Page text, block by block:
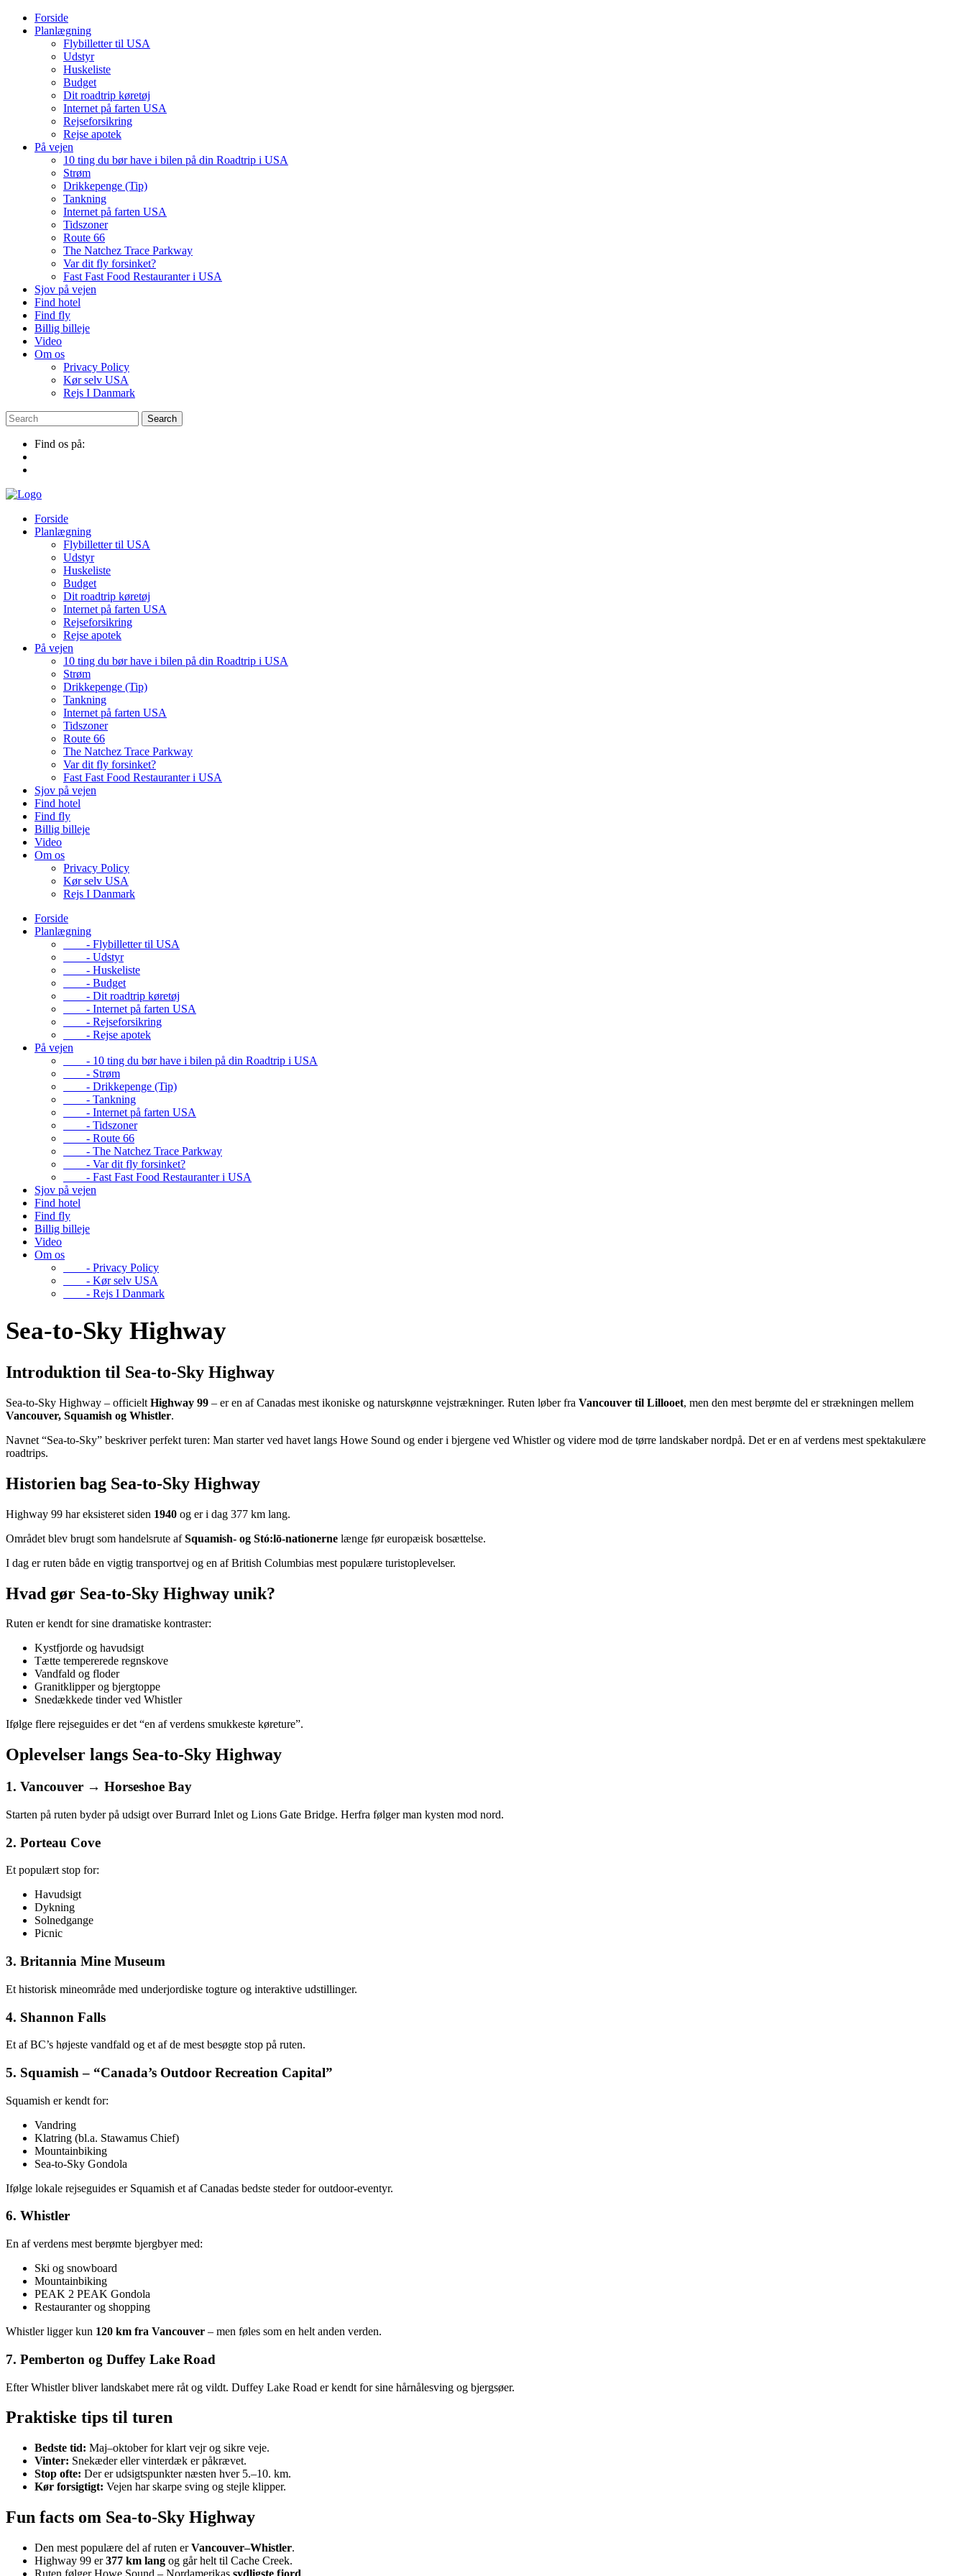
Forside
Planlægning
Flybilletter til USA
Udstyr
Huskeliste
Budget
Dit roadtrip køretøj
Internet på farten USA
Rejseforsikring
Rejse apotek
På vejen
10 ting du bør have i bilen på din Roadtrip i USA
Strøm
Drikkepenge (Tip)
Tankning
Internet på farten USA
Tidszoner
Route 66
The Natchez Trace Parkway
Var dit fly forsinket?
Fast Fast Food Restauranter i USA
Sjov på vejen
Find hotel
Find fly
Billig billeje
Video
Om os
Privacy Policy
Kør selv USA
Rejs I Danmark
Find os på:
Forside
Planlægning
Flybilletter til USA
Udstyr
Huskeliste
Budget
Dit roadtrip køretøj
Internet på farten USA
Rejseforsikring
Rejse apotek
På vejen
10 ting du bør have i bilen på din Roadtrip i USA
Strøm
Drikkepenge (Tip)
Tankning
Internet på farten USA
Tidszoner
Route 66
The Natchez Trace Parkway
Var dit fly forsinket?
Fast Fast Food Restauranter i USA
Sjov på vejen
Find hotel
Find fly
Billig billeje
Video
Om os
Privacy Policy
Kør selv USA
Rejs I Danmark
Forside
Planlægning
- Flybilletter til USA
- Udstyr
- Huskeliste
- Budget
- Dit roadtrip køretøj
- Internet på farten USA
- Rejseforsikring
- Rejse apotek
På vejen
- 10 ting du bør have i bilen på din Roadtrip i USA
- Strøm
- Drikkepenge (Tip)
- Tankning
- Internet på farten USA
- Tidszoner
- Route 66
- The Natchez Trace Parkway
- Var dit fly forsinket?
- Fast Fast Food Restauranter i USA
Sjov på vejen
Find hotel
Find fly
Billig billeje
Video
Om os
- Privacy Policy
- Kør selv USA
- Rejs I Danmark
Sea-to-Sky Highway
Introduktion til Sea‑to‑Sky Highway
Sea‑to‑Sky Highway – officielt Highway 99 – er en af Canadas mest ikoniske og naturskønne vejstrækninger. Ruten løber fra Vancouver til Lillooet, men den mest berømte del er strækningen mellem
Vancouver, Squamish og Whistler.
Navnet “Sea‑to‑Sky” beskriver perfekt turen: Man starter ved havet langs Howe Sound og ender i bjergene ved Whistler og videre mod de tørre landskaber nordpå. Det er en af verdens mest spektakulære
roadtrips.
Historien bag Sea‑to‑Sky Highway
Highway 99 har eksisteret siden 1940 og er i dag 377 km lang.
Området blev brugt som handelsrute afSquamish‑ og Stó:lō‑nationerne længe før europæisk bosættelse.
I dag er ruten både en vigtig transportvej og en af British Columbias mest populære turistoplevelser.
Hvad gør Sea‑to‑Sky Highway unik?
Ruten er kendt for sine dramatiske kontraster:
Kystfjorde og havudsigt
Tætte tempererede regnskove
Vandfald og floder
Granitklipper og bjergtoppe
Snedækkede tinder ved Whistler
Ifølge flere rejseguides er det “en af verdens smukkeste køreture”.
Oplevelser langs Sea‑to‑Sky Highway
1. Vancouver → Horseshoe Bay
Starten på ruten byder på udsigt over Burrard Inlet og Lions Gate Bridge. Herfra følger man kysten mod nord.
2. Porteau Cove
Et populært stop for:
Havudsigt
Dykning
Solnedgange
Picnic
3. Britannia Mine Museum
Et historisk mineområde med underjordiske togture og interaktive udstillinger.
4. Shannon Falls
Et af BC’s højeste vandfald og et af de mest besøgte stop på ruten.
5. Squamish – “Canada’s Outdoor Recreation Capital”
Squamish er kendt for:
Vandring
Klatring (bl.a. Stawamus Chief)
Mountainbiking
Sea‑to‑Sky Gondola
Ifølge lokale rejseguides er Squamish et af Canadas bedste steder for outdoor‑eventyr.
6. Whistler
En af verdens mest berømte bjergbyer med:
Ski og snowboard
Mountainbiking
PEAK 2 PEAK Gondola
Restauranter og shopping
Whistler ligger kun 120 km fra Vancouver – men føles som en helt anden verden.
7. Pemberton og Duffey Lake Road
Efter Whistler bliver landskabet mere råt og vildt. Duffey Lake Road er kendt for sine hårnålesving og bjergsøer.
Praktiske tips til turen
Bedste tid: Maj–oktober for klart vejr og sikre veje.
Vinter: Snekæder eller vinterdæk er påkrævet.
Stop ofte: Der er udsigtspunkter næsten hver 5.–10. km.
Kør forsigtigt: Vejen har skarpe sving og stejle klipper.
Fun facts om Sea‑to‑Sky Highway
Den mest populære del af ruten erVancouver–Whistler.
Highway 99 er377 km lang og går helt til Cache Creek.